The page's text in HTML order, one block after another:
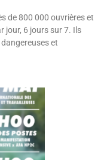
de 800 000 ouvrières et
jour, 6 jours sur 7. Ils
et